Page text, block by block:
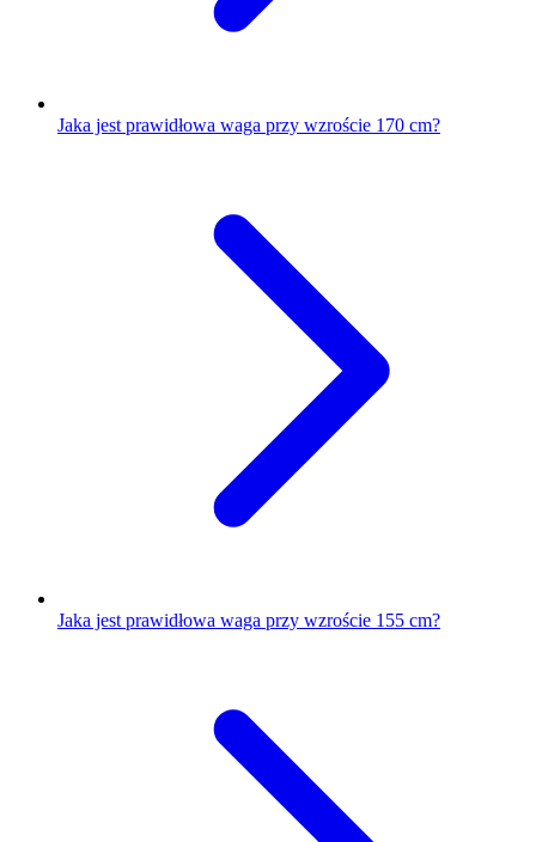
Jaka jest prawidłowa waga przy wzroście 170 cm?
Jaka jest prawidłowa waga przy wzroście 155 cm?